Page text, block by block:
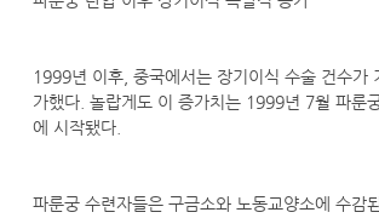
1999년 이후, 중국에서는 장기이식 수술 건수가
가했다. 놀랍게도 이 증가치는 1999년 7월 파룬
에 시작됐다.
파룬궁 수련자들은 구금소와 노동교양소에 수감